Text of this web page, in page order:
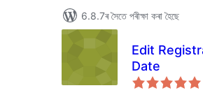
6.8.7ৰ সৈতে পৰীক্ষা কৰা হৈছে
Edit
Date